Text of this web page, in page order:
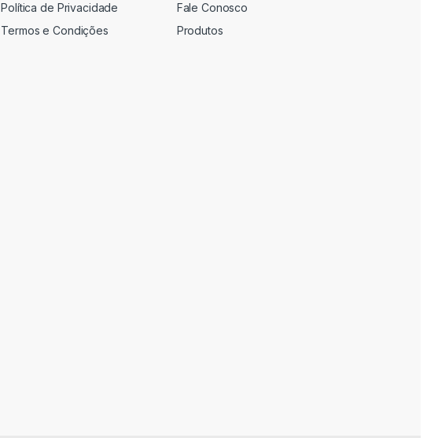
Política de Privacidade
Termos e Condições
Fale Conosco
Produtos